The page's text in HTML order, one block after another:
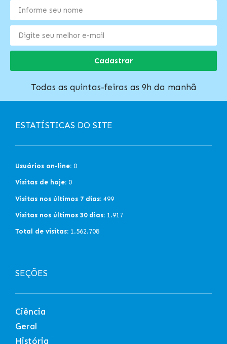
Cadastrar
Todas as quintas-feiras as 9h da manhã
ESTATÍSTICAS DO SITE
Usuários on-line: 0
Visitas de hoje: 0
Visitas nos últimos 7 dias: 499
Visitas nos últimos 30 dias: 1.917
Total de visitas: 1.562.708
SEÇÕES
Ciência
Geral
História